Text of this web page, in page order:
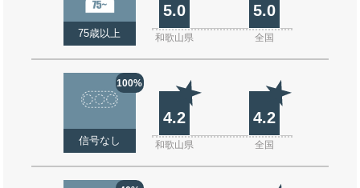
75歳以上
5.0 5.0
和歌山県 全国
100%
信号なし
4.2 4.2
和歌山県 全国